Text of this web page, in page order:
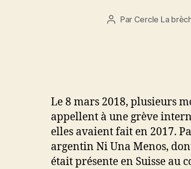
Auteur
Par Cercle La
Le 8 mars 2018, plusieurs
appellent à une grève
elles avaient fait en 2017.
argentin Ni Una Menos,
était présente en Suisse au